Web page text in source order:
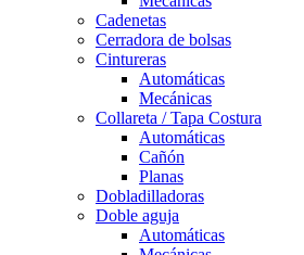
Cadenetas
Cerradora de bolsas
Cintureras
Automáticas
Mecánicas
Collareta / Tapa Costura
Automáticas
Cañón
Planas
Dobladilladoras
Doble aguja
Automáticas